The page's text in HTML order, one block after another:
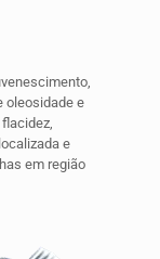
oleosidade e
e
em região